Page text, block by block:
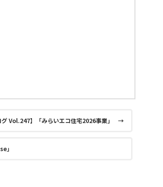
Vol.247】「みらいエコ住宅2026事業」 →
」